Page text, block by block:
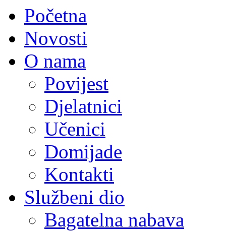
Početna
Novosti
O nama
Povijest
Djelatnici
Učenici
Domijade
Kontakti
Službeni dio
Bagatelna nabava